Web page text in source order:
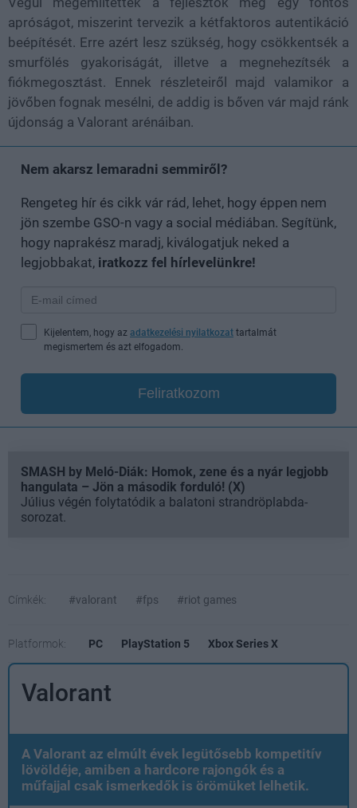
apróságot, miszerint tervezik a kétfaktoros autentikáció
beépítését. Erre azért lesz szükség, hogy csökkentsék a
smurfölés gyakoriságát, illetve a megnehezítsék a
fiókmegosztást. Ennek részleteiről majd valamikor a
jövőben fognak mesélni, de addig is bőven vár majd ránk
újdonság a Valorant arénáiban.
Nem akarsz lemaradni semmiről?
Rengeteg hír és cikk vár rád, lehet, hogy éppen nem
jön szembe GSO-n vagy a social médiában. Segítünk,
hogy naprakész maradj, kiválogatjuk neked a
legjobbakat, iratkozz fel hírlevelünkre!
Kijelentem, hogy az adatkezelési nyilatkozat tartalmát
megismertem és azt elfogadom.
Feliratkozom
SMASH by Meló-Diák: Homok, zene és a nyár legjobb
hangulata – Jön a második forduló! (X)
Július végén folytatódik a balatoni strandröplabda-
sorozat.
Címkék: #valorant #fps #riot games
Platformok: PC PlayStation 5 Xbox Series X
Valorant
A Valorant az elmúlt évek legütősebb kompetitív
lövöldéje, amiben a hardcore rajongók és a
műfajjal csak ismerkedők is örömüket lelhetik.